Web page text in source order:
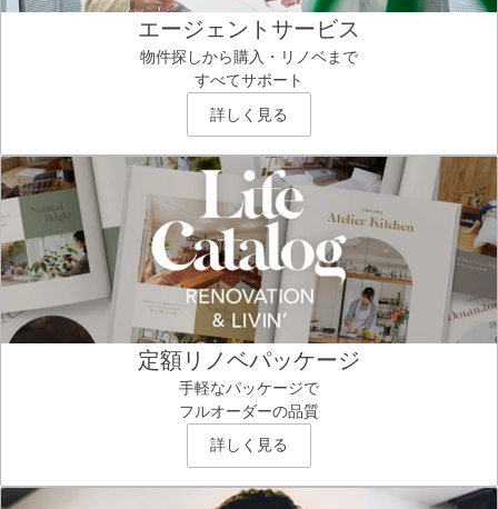
エージェントサービス
物件探しから購入・リノベまで
すべてサポート
詳しく見る
定額リノベパッケージ
手軽なパッケージで
フルオーダーの品質
詳しく見る